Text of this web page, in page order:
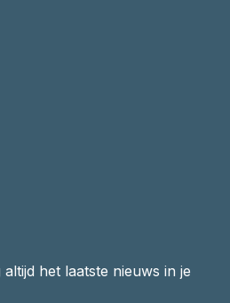
het laatste nieuws in je